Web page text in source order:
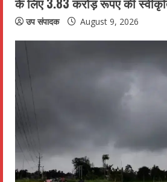
gउप संपादक August 9, 2026